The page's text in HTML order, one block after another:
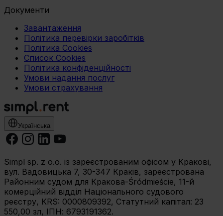
Документи
Завантаження
Політика перевірки заробітків
Політика Cookies
Список Cookies
Політика конфіденційності
Умови надання послуг
Умови страхування
Українська
Simpl sp. z o.o. із зареєстрованим офісом у Кракові,
вул. Вадовицька 7, 30-347 Краків, зареєстрована
Районним судом для Кракова-Śródmieście, 11-й
комерційний відділ Національного судового
реєстру, KRS: 0000809392, Статутний капітал: 23
550,00 зл, ІПН: 6793191362.